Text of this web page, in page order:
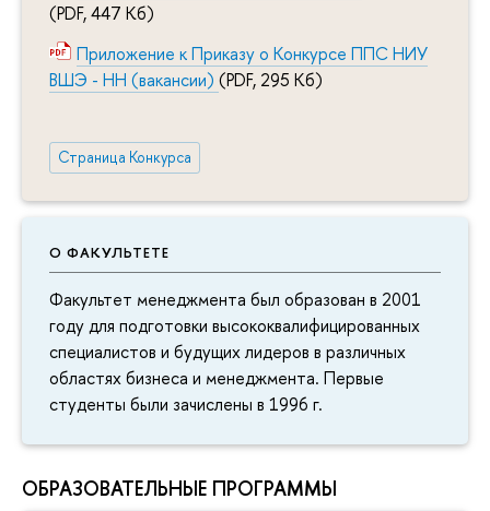
(PDF, 447 Кб)
Приложение к Приказу о Конкурсе ППС НИУ
ВШЭ - НН (вакансии) (PDF, 295 Кб)
Страница Конкурса
О ФАКУЛЬТЕТЕ
Факультет менеджмента был образован в 2001
году для подготовки высококвалифицированных
специалистов и будущих лидеров в различных
областях бизнеса и менеджмента. Первые
студенты были зачислены в 1996 г.
ОБРАЗОВАТЕЛЬНЫЕ ПРОГРАММЫ